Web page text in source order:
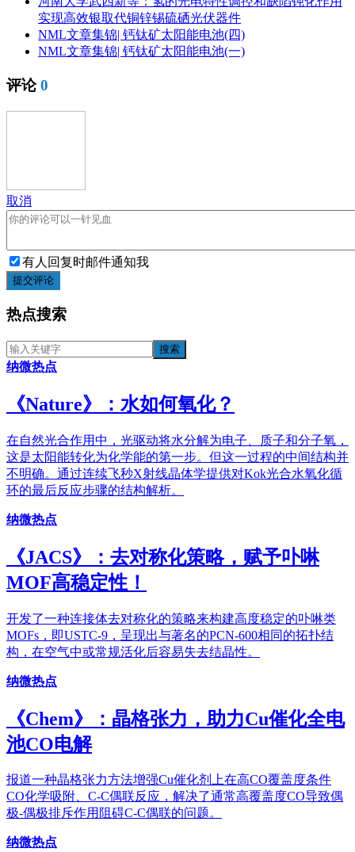
实现高效银取代铜锌锡硫硒光伏器件
NML文章集锦| 钙钛矿太阳能电池(四)
NML文章集锦| 钙钛矿太阳能电池(一)
评论0
取消
有人回复时邮件通知我
提交评论
热点搜索
纳微热点
《​Nature》：水如何氧化？
在自然光合作用中，光驱动将水分解为电子、质子和分子氧，
这是太阳能转化为化学能的第一步。但这一过程的中间结构并
不明确。通过连续飞秒X射线晶体学提供对Kok光合水氧化循
环的最后反应步骤的结构解析。
纳微热点
《JACS》：去对称化策略，赋予卟啉
MOF高稳定性！
开发了一种连接体去对称化的策略来构建高度稳定的卟啉类
MOFs，即USTC-9，呈现出与著名的PCN-600相同的拓扑结
构，在空气中或常规活化后容易失去结晶性。
纳微热点
《Chem》：晶格张力，助力Cu催化全电
池CO电解
报道一种晶格张力方法增强Cu催化剂上在高CO覆盖度条件
CO化学吸附、C-C偶联反应，解决了通常高覆盖度CO导致偶
极-偶极排斥作用阻碍C-C偶联的问题。
纳微热点